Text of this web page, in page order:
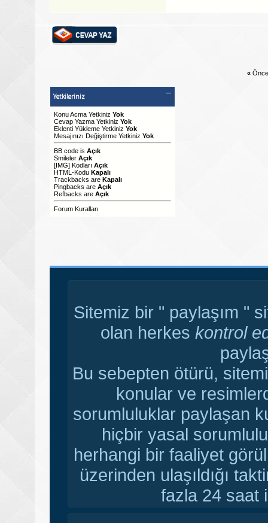
«
Yetkileriniz
Konu Acma Yetkiniz Yok
Cevap Yazma Yetkiniz Yok
Eklenti Yükleme Yetkiniz Yok
Mesajınızı Değiştirme Yetkiniz Yok
BB code is Açık
Smileler Açık
[IMG] Kodları Açık
HTML-Kodu Kapalı
Trackbacks are Kapalı
Pingbacks are Açık
Refbacks are Açık
Forum Kuralları
Sitemiz bir " paylaşım "
olan herkes kontrol
Bu sebepten ötürü,
konular ve
sorumluluklar paylaşan
hiçbir yasal
herhangi bir faaliyet
üzerinden ulaşıldığı
fazla 24 saat